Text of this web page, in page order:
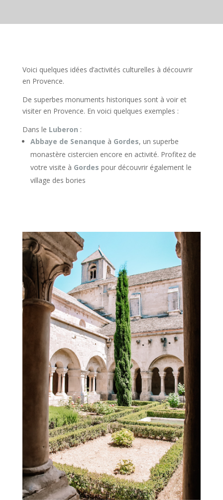
Voici quelques idées d’activités culturelles à découvrir
en Provence.
De superbes monuments historiques sont à voir et
visiter en Provence. En voici quelques exemples :
Dans le Luberon :
Abbaye de Senanque à Gordes, un superbe
monastère cistercien encore en activité. Profitez de
votre visite à Gordes pour découvrir également le
village des bories